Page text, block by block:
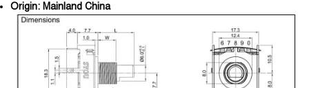
Origin: Mainland China